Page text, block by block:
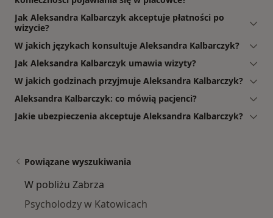
Jak Aleksandra Kalbarczyk akceptuje płatności po
wizycie?
W jakich językach konsultuje Aleksandra Kalbarczyk?
Jak Aleksandra Kalbarczyk umawia wizyty?
W jakich godzinach przyjmuje Aleksandra Kalbarczyk?
Aleksandra Kalbarczyk: co mówią pacjenci?
Jakie ubezpieczenia akceptuje Aleksandra Kalbarczyk?
Powiązane wyszukiwania
W pobliżu Zabrza
Psycholodzy w Katowicach